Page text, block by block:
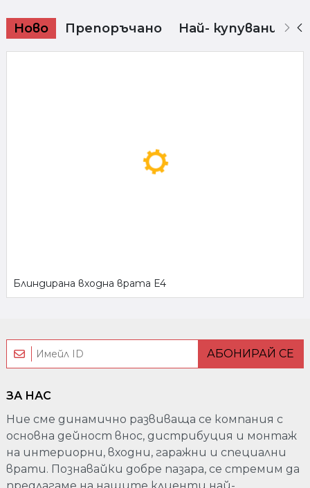
Ново Препоръчано Най- купувани
Блиндирана входна врата Е4
АБОНИРАЙ СЕ
ЗА НАС
Ние сме динамично развиваща се компания с
основна дейност внос, дистрибуция и монтаж
на интериорни, входни, гаражни и специални
врати. Познавайки добре пазара, се стремим да